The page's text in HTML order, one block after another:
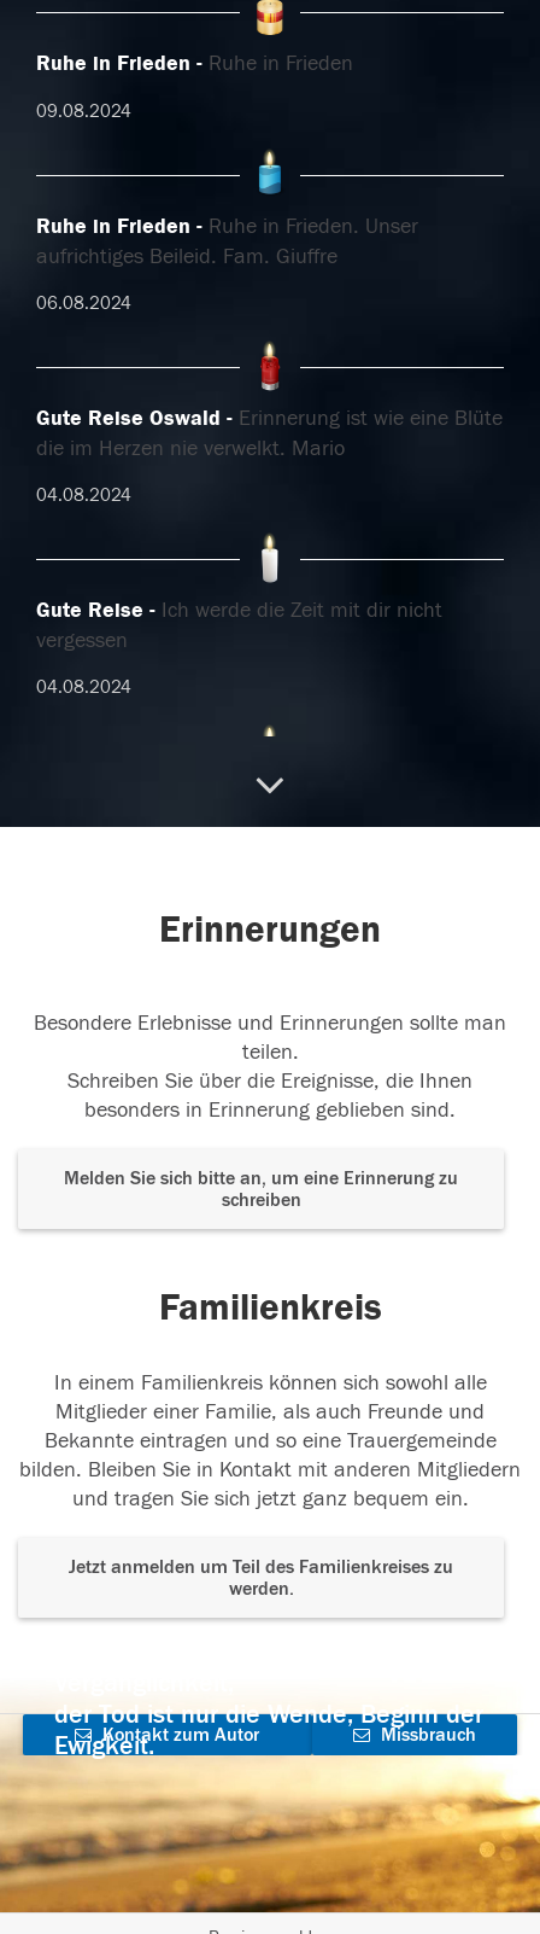
Ruhe in Frieden Ruhe in Frieden
09.08.2024
Ruhe in Frieden
Ruhe in Frieden. Unser
aufrichtiges Beileid. Fam. Giuffre
06.08.2024
Gute Reise Oswald
Erinnerung ist wie eine Blüte
die im Herzen nie verwelkt. Mario
04.08.2024
Gute Reise
Ich werde die Zeit mit dir nicht
vergessen
04.08.2024
Trauern ist liebevolles Erinnern
Weg, den Du mit uns gegangen bist. Danke für
Erinnerungen
Besondere Erlebnisse und Erinnerungen sollte man
teilen.
Schreiben Sie über die Ereignisse, die Ihnen
besonders in Erinnerung geblieben sind.
Melden Sie sich bitte an, um eine Erinnerung zu
schreiben
Familienkreis
In einem Familienkreis können sich sowohl alle
Mitglieder einer Familie, als auch Freunde und
Bekannte eintragen und so eine Trauergemeinde
bilden. Bleiben Sie in Kontakt mit anderen Mitgliedern
und tragen Sie sich jetzt ganz bequem ein.
Jetzt anmelden um Teil des Familienkreises zu
werden.
der Tod ist nur die Wende, Beginn der
Ewigkeit.
Kontakt zum Autor
aufnehmen
Missbrauch